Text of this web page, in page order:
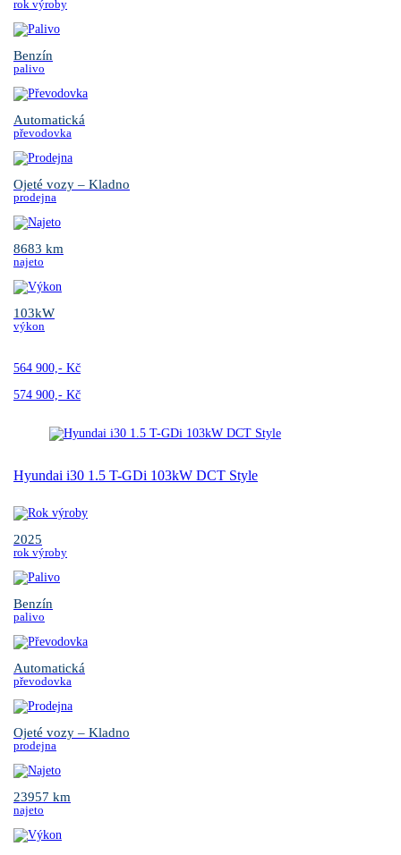
rok výroby
Benzín
palivo
Automatická
převodovka
Ojeté vozy – Kladno
prodejna
8683 km
najeto
103kW
výkon
564 900,- Kč
574 900,- Kč
Hyundai i30 1.5 T-GDi 103kW DCT Style
2025
rok výroby
Benzín
palivo
Automatická
převodovka
Ojeté vozy – Kladno
prodejna
23957 km
najeto